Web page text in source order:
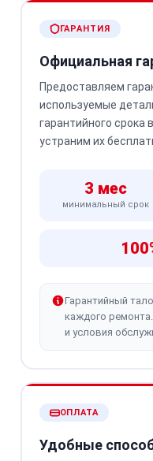
ГАРАНТИЯ
Официальная
Предоставляем
используемые
гарантийного срока
устраним их
3 мес
минимальный срок
Гарантийный
каждого
и условия
ОПЛАТА
Удобные